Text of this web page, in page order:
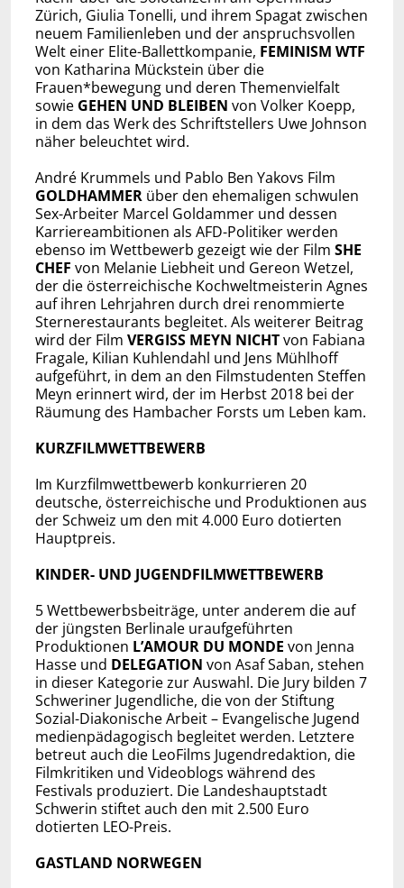
Zürich, Giulia Tonelli, und ihrem Spagat zwischen
neuem Familienleben und der anspruchsvollen
Welt einer Elite-Ballettkompanie, FEMINISM WTF
von Katharina Mückstein über die
Frauen*bewegung und deren Themenvielfalt
sowie GEHEN UND BLEIBEN von Volker Koepp,
in dem das Werk des Schriftstellers Uwe Johnson
näher beleuchtet wird.
André Krummels und Pablo Ben Yakovs Film
GOLDHAMMER über den ehemaligen schwulen
Sex-Arbeiter Marcel Goldammer und dessen
Karriereambitionen als AFD-Politiker werden
ebenso im Wettbewerb gezeigt wie der Film SHE
CHEF von Melanie Liebheit und Gereon Wetzel,
der die österreichische Kochweltmeisterin Agnes
auf ihren Lehrjahren durch drei renommierte
Sternerestaurants begleitet. Als weiterer Beitrag
wird der Film VERGISS MEYN NICHTvon Fabiana
Fragale, Kilian Kuhlendahl und Jens Mühlhoff
aufgeführt, in dem an den Filmstudenten Steffen
Meyn erinnert wird, der im Herbst 2018 bei der
Räumung des Hambacher Forsts um Leben kam.
KURZFILMWETTBEWERB
Im Kurzfilmwettbewerb konkurrieren 20
deutsche, österreichische und Produktionen aus
der Schweiz um den mit 4.000 Euro dotierten
Hauptpreis.
KINDER- UND JUGENDFILMWETTBEWERB
5 Wettbewerbsbeiträge, unter anderem die auf
der jüngsten Berlinale uraufgeführten
Produktionen L’AMOUR DU MONDE von Jenna
Hasse und DELEGATION von Asaf Saban, stehen
in dieser Kategorie zur Auswahl. Die Jury bilden 7
Schweriner Jugendliche, die von der Stiftung
Sozial-Diakonische Arbeit – Evangelische Jugend
medienpädagogisch begleitet werden. Letztere
betreut auch die LeoFilms Jugendredaktion, die
Filmkritiken und Videoblogs während des
Festivals produziert. Die Landeshauptstadt
Schwerin stiftet auch den mit 2.500 Euro
dotierten LEO-Preis.
GASTLAND NORWEGEN